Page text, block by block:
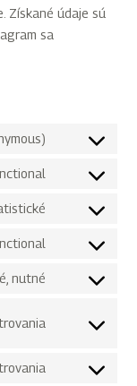
Získané údaje sú
sa
nutné